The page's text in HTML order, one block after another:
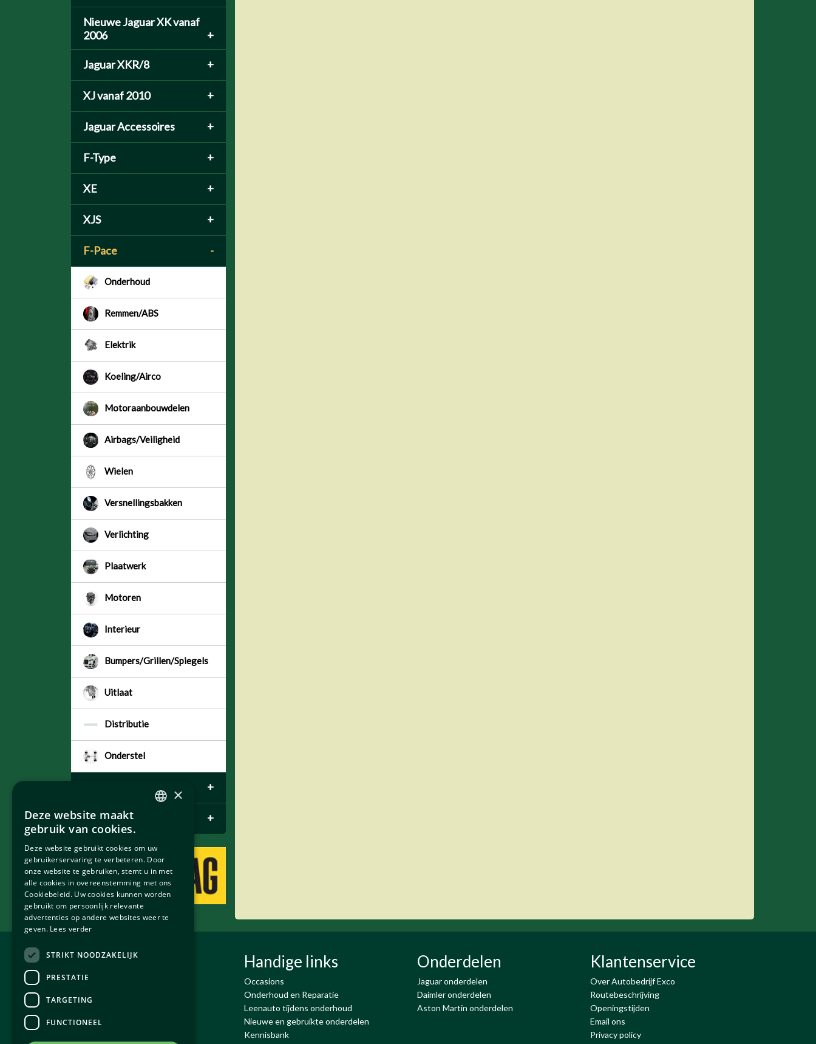
Nieuwe Jaguar XK vanaf
2006
+
Jaguar XKR/8 +
XJ vanaf 2010 +
Jaguar Accessoires +
F-Type +
XE +
XJS +
F-Pace -
Onderhoud
Remmen/ABS
Elektrik
Koeling/Airco
Motoraanbouwdelen
Airbags/Veiligheid
Wielen
Versnellingsbakken
Verlichting
Plaatwerk
Motoren
Interieur
Bumpers/Grillen/Spiegels
Uitlaat
Distributie
Onderstel
+
Bentley Parts +
Exco Auto's BV
De Run 4432-4434
Email:info@exco.nl
Handige links
Occasions
Onderhoud en Reparatie
Leenauto tijdens onderhoud
Nieuwe en gebruikte onderdelen
Kennisbank
Onderdelen
Jaguar onderdelen
Daimler onderdelen
Aston Martin onderdelen
Klantenservice
Over Autobedrijf Exco
Routebeschrijving
Openingstijden
Email ons
Privacy policy
×
Deze website maakt
gebruik van cookies.
Deze website gebruikt cookies om uw
gebruikerservaring te verbeteren. Door
onze website te gebruiken, stemt u in met
alle cookies in overeenstemming met ons
Cookiebeleid. Uw cookies kunnen worden
gebruikt om persoonlijk relevante
advertenties op andere websites weer te
geven. Lees verder
STRIKT NOODZAKELIJK
PRESTATIE
TARGETING
FUNCTIONEEL